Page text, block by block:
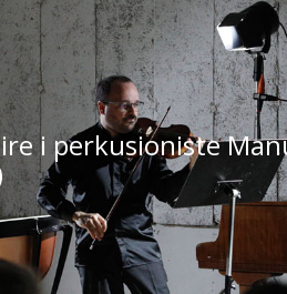
i perkusioniste